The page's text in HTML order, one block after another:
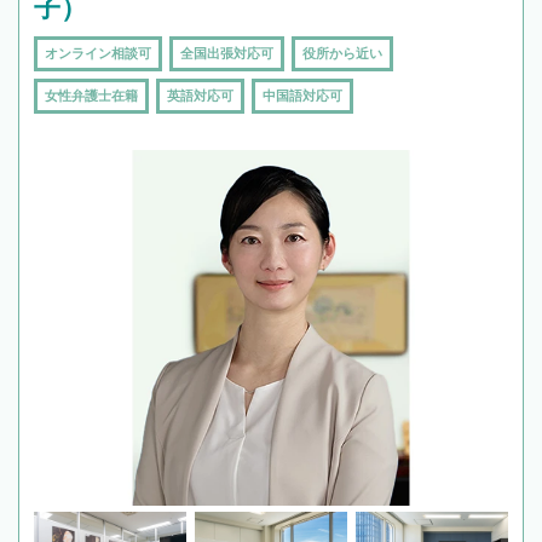
子）
オンライン相談可 全国出張対応可 役所から近い
女性弁護士在籍 英語対応可 中国語対応可